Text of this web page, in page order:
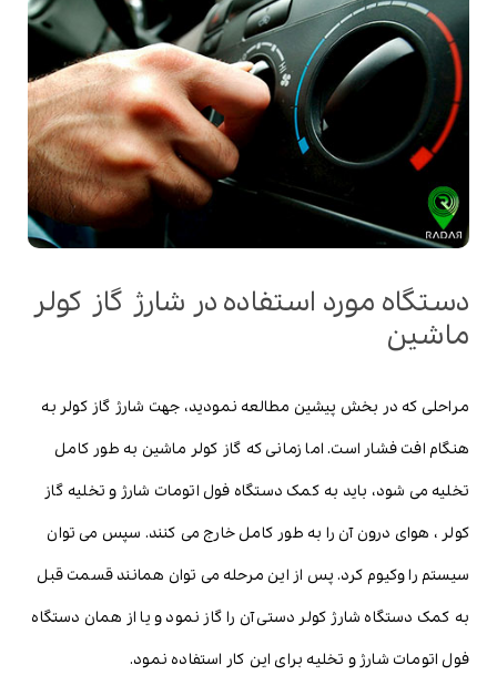
دستگاه مورد استفاده در شارژ گاز کولر
ماشین
مراحلی که در بخش پیشین مطالعه نمودید، جهت شارژ گاز کولر به
هنگام افت فشار است. اما زمانی که گاز کولر ماشین به طور کامل
تخلیه می شود، باید به کمک دستگاه فول اتومات شارژ و تخلیه گاز
کولر ، هوای درون آن را به طور کامل خارج می کنند. سپس می توان
سیستم را وکیوم کرد. پس از این مرحله می توان همانند قسمت قبل
به کمک دستگاه شارژ کولر دستی آن را گاز نمود و یا از همان دستگاه
فول اتومات شارژ و تخلیه برای این کار استفاده نمود.